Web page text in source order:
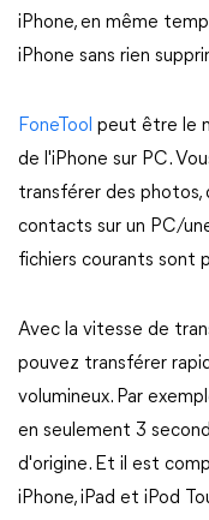
iPhone, en même
iPhone sans rien
FoneTool peut être le
de l'iPhone sur PC.
transférer des photos,
contacts sur un PC/
fichiers courants sont
Avec la vitesse de
pouvez transférer
volumineux. Par
en seulement 3
d'origine. Et il est
iPhone, iPad et iPod